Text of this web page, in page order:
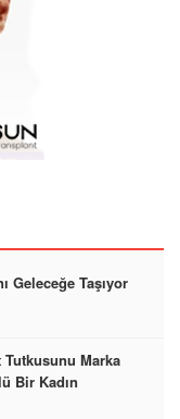
Geleceğe Taşıyor
Tutkusunu Marka
Bir Kadın